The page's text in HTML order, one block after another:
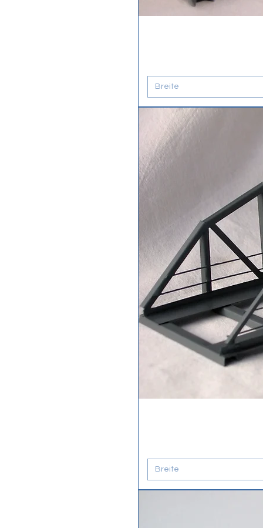
Breite
Breite